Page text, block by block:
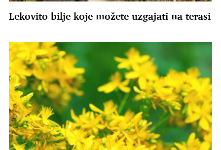
Lekovito bilje koje možete uzgajati na terasi